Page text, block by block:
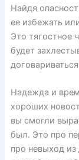
Найдя
ее избежать
Это тягостное
будет
Надежда и
хороших
вы смогли
был. Это про
про невыход